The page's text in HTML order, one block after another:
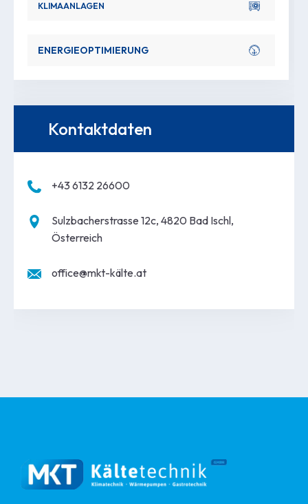
KLIMAANLAGEN
ENERGIEOPTIMIERUNG
Kontaktdaten
+43 6132 26600
Sulzbacherstrasse 12c, 4820 Bad Ischl,
Österreich
office@mkt-kälte.at